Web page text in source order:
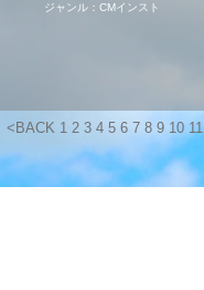
ジャンル：CMインスト
<BACK 1 2 3 4 5 6 7 8 9 10 11